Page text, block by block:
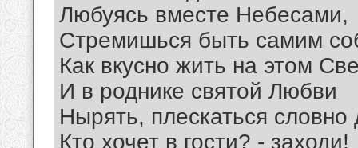
Любуясь вместе Небесами,
Стремишься быть самим
Как вкусно жить на этом
И в роднике святой Любви
Нырять, плескаться словно
Кто хочет в гости? - заходи!